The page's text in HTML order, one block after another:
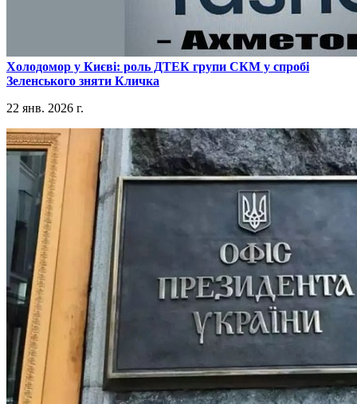
​Холодомор у Києві: роль ДТЕК групи СКМ у спробі
Зеленського зняти Кличка
22 янв. 2026 г.